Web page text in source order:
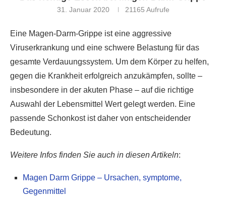
31. Januar 2020 21165 Aufrufe
Eine Magen-Darm-Grippe ist eine aggressive
Viruserkrankung und eine schwere Belastung für das
gesamte Verdauungssystem. Um dem Körper zu helfen,
gegen die Krankheit erfolgreich anzukämpfen, sollte –
insbesondere in der akuten Phase – auf die richtige
Auswahl der Lebensmittel Wert gelegt werden. Eine
passende Schonkost ist daher von entscheidender
Bedeutung.
Weitere Infos finden Sie auch in diesen Artikeln:
Magen Darm Grippe – Ursachen, symptome,
Gegenmittel